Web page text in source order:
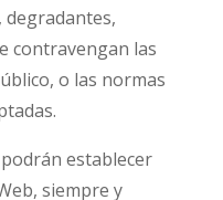
degradantes,
contravengan las
o las normas
establecer
siempre y